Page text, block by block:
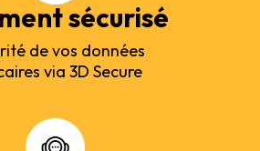
sécurisé
de vos données
via 3D Secure